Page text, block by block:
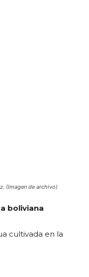
(Imagen de archivo)
boliviana
cultivada en la